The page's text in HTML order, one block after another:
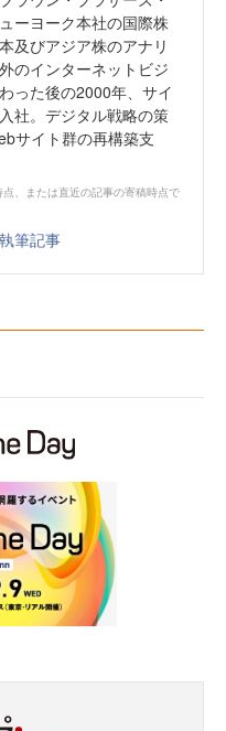
ーヨーク本社の国際株
及びアジア株のアナリ
のインターネットビジ
った後の2000年、サイ
社。デジタル戦略の策
サイト群の再構築支
、または直近の記事の寄稿時点で
筆記事